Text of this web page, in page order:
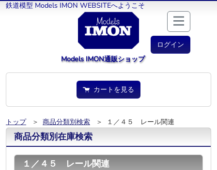
鉄道模型 Models IMON WEBSITEへようこそ
ログイン
Models IMON通販ショップ
カートを見る
トップ ＞ 商品分類別検索 ＞ １／４５ レール関連
商品分類別在庫検索
１／４５ レール関連